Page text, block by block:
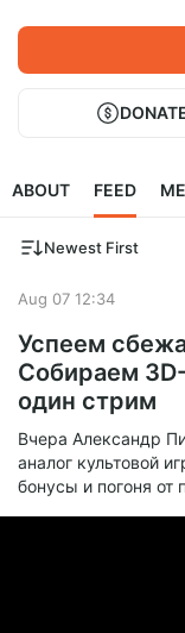
ABOUT FEED
Newest First
Aug 07 12:34
Успеем
Собираем
один стрим
Вчера Александр
аналог культовой
бонусы и погоня от